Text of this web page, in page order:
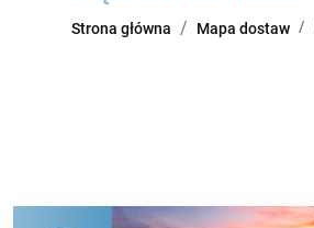
Strona główna Mapa dostaw